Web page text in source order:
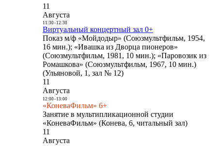
11
Августа
11:30- 12:30
Виртуальный концертный зал 0+
Показ м/ф «Мойдодыр» (Союзмультфильм, 1954,
16 мин.); «Ивашка из Дворца пионеров»
(Союзмультфильм, 1981, 10 мин.); «Паровозик из
Ромашкова» (Союзмультфильм, 1967, 10 мин.)
(Ульяновой, 1, зал № 12)
11
Августа
12:00- 13:00
«КоневаФильм» 6+
Занятие в мультипликационной студии
«КоневаФильм» (Конева, 6, читальный зал)
11
Августа